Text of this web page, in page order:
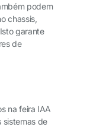
podem
chassis,
garante
de
na feira IAA
sistemas de